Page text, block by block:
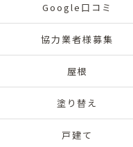
Google口コミ
協力業者様募集
屋根
塗り替え
戸建て